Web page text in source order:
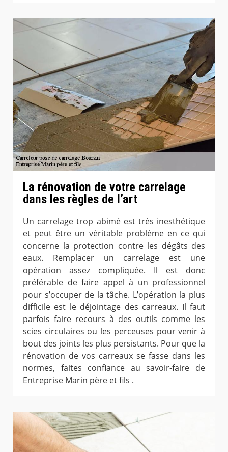
La rénovation de votre carrelage
dans les règles de l’art
Un carrelage trop abimé est très inesthétique
et peut être un véritable problème en ce qui
concerne la protection contre les dégâts des
eaux. Remplacer un carrelage est une
opération assez compliquée. Il est donc
préférable de faire appel à un professionnel
pour s’occuper de la tâche. L’opération la plus
difficile est le déjointage des carreaux. Il faut
parfois faire recours à des outils comme les
scies circulaires ou les perceuses pour venir à
bout des joints les plus persistants. Pour que la
rénovation de vos carreaux se fasse dans les
normes, faites confiance au savoir-faire de
Entreprise Marin père et fils .